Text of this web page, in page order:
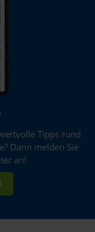
Tipps rund
Dann melden Sie
an!